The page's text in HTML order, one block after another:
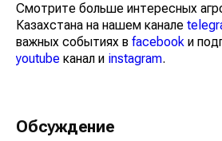
Смотрите больше интересных
Казахстана на нашем канале
важных событиях в facebook и
youtube канал и instagram.
Обсуждение